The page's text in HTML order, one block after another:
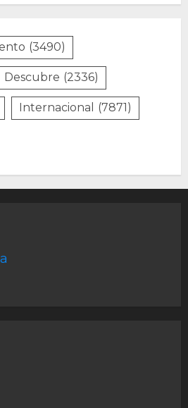
(3490)
Descubre (2336)
Internacional (7871)